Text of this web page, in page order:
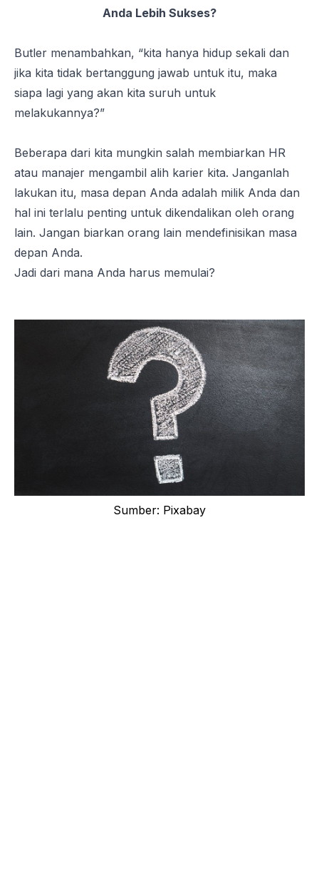
Anda Lebih Sukses?
Butler menambahkan, “kita hanya hidup sekali dan
jika kita tidak bertanggung jawab untuk itu, maka
siapa lagi yang akan kita suruh untuk
melakukannya?”
Beberapa dari kita mungkin salah membiarkan HR
atau manajer mengambil alih karier kita. Janganlah
lakukan itu, masa depan Anda adalah milik Anda dan
hal ini terlalu penting untuk dikendalikan oleh orang
lain. Jangan biarkan orang lain mendefinisikan masa
depan Anda.
Jadi dari mana Anda harus memulai?
Sumber: Pixabay